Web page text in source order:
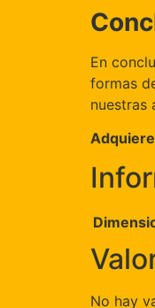
En
formas
nuestras
No hay